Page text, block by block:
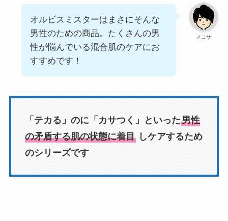
メコサ
オルビスミスターはまさにそんな
男性のための商品。たくさんの男
性が悩んでいる混合肌のケアにお
すすめです！
「テカる」のに「カサつく」といった男性
の矛盾する肌の状態に着目しケアするため
のシリーズです